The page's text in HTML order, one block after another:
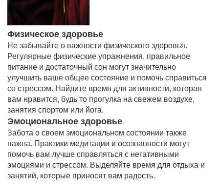
Физическое здоровье
Не забывайте о важности физического здоровья.
Регулярные физические упражнения, правильное
питание и достаточный сон могут значительно
улучшить ваше общее состояние и помочь справиться
со стрессом. Найдите время для активности, которая
вам нравится, будь то прогулка на свежем воздухе,
занятия спортом или йога.
Эмоциональное здоровье
Забота о своем эмоциональном состоянии также
важна. Практики медитации и осознанности могут
помочь вам лучше справляться с негативными
эмоциями и стрессом. Выделяйте время для отдыха и
занятий, которые приносят вам радость.